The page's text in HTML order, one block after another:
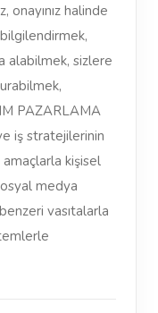
halinde
bilgilendirmek,
alabilmek, sizlere
PAZARLAMA
iş stratejilerinin
kişisel
medya
vasıtalarla